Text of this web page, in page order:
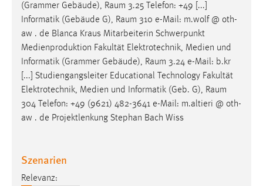
(Grammer Gebäude), Raum 3.25 Telefon: +49 [...]
Informatik (Gebäude G), Raum 310 e-Mail: m.wolf @ oth-
aw . de Blanca Kraus Mitarbeiterin Schwerpunkt
Medienproduktion Fakultät Elektrotechnik, Medien und
Informatik (Grammer Gebäude), Raum 3.24 e-Mail: b.kr
[...] Studiengangsleiter Educational Technology Fakultät
Elektrotechnik, Medien und Informatik (Geb. G), Raum
304 Telefon: +49 (9621) 482-3641 e-Mail: m.altieri @ oth-
aw . de Projektlenkung Stephan Bach Wiss
Szenarien
Relevanz: